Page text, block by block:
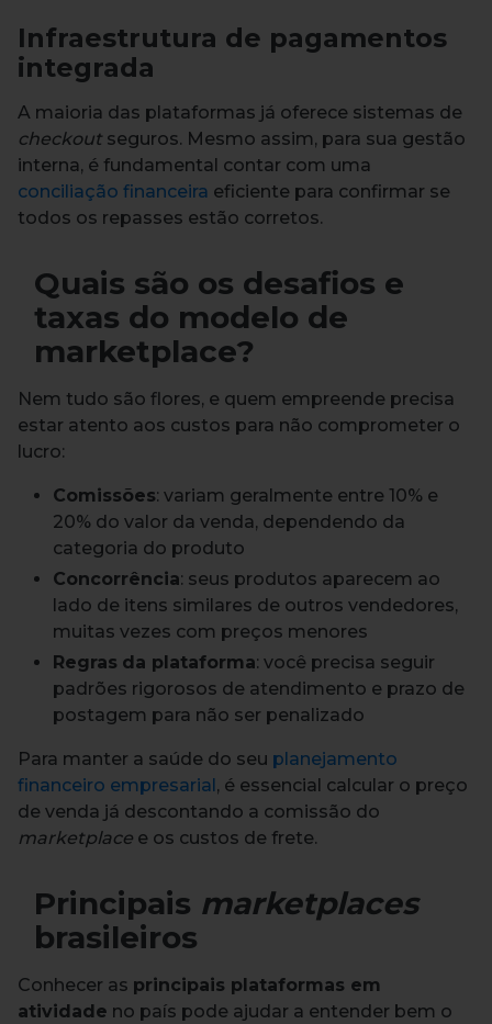
Infraestrutura de pagamentos
integrada
A maioria das plataformas já oferece sistemas de
checkout seguros. Mesmo assim, para sua gestão
interna, é fundamental contar com uma
conciliação financeira eficiente para confirmar se
todos os repasses estão corretos.
Quais são os desafios e
taxas do modelo de
marketplace?
Nem tudo são flores, e quem empreende precisa
estar atento aos custos para não comprometer o
lucro:
Comissões: variam geralmente entre 10% e
20% do valor da venda, dependendo da
categoria do produto
Concorrência: seus produtos aparecem ao
lado de itens similares de outros vendedores,
muitas vezes com preços menores
Regras da plataforma: você precisa seguir
padrões rigorosos de atendimento e prazo de
postagem para não ser penalizado
Para manter a saúde do seu planejamento
financeiro empresarial , é essencial calcular o preço
de venda já descontando a comissão do
marketplace e os custos de frete.
Principais marketplaces
brasileiros
Conhecer as principais plataformas em
atividade no país pode ajudar a entender bem o